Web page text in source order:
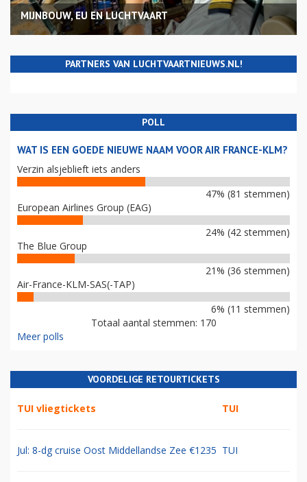
MIJNBOUW, EU EN LUCHTVAART
PARTNERS VAN LUCHTVAARTNIEUWS.NL!
POLL
WAT IS EEN GOEDE NIEUWE NAAM VOOR AIR FRANCE-KLM?
Verzin alsjeblieft iets anders
47% (81 stemmen)
European Airlines Group (EAG)
24% (42 stemmen)
The Blue Group
21% (36 stemmen)
Air-France-KLM-SAS(-TAP)
6% (11 stemmen)
Totaal aantal stemmen: 170
Meer polls
VOORDELIGE RETOURTICKETS
TUI vliegtickets TUI
Jul: 8-dg cruise Oost Middellandse Zee €1235 TUI